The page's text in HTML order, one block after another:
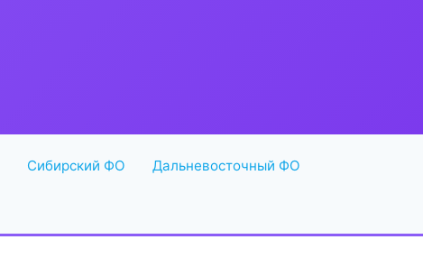
Сибирский ФО Дальневосточный ФО